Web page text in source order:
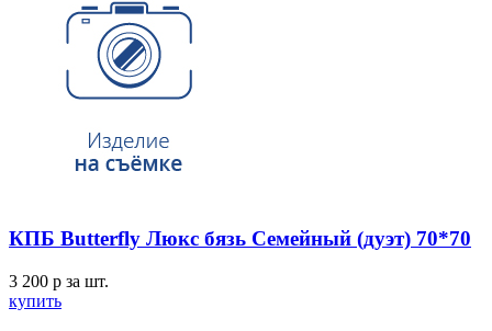
КПБ Butterfly Люкс бязь Семейный (дуэт) 70*70
3 200 p за шт.
купить